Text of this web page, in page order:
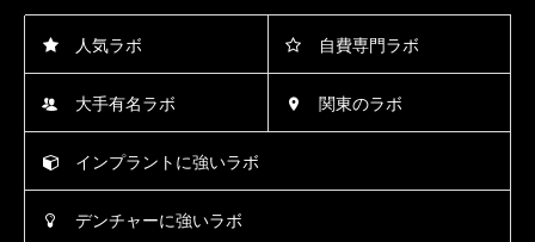
人気ラボ 自費専門ラボ
大手有名ラボ 関東のラボ
インプラントに強いラボ
デンチャーに強いラボ